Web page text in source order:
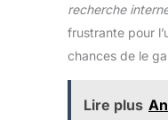
recherche
frustrante pour
chances de le
Lire plus